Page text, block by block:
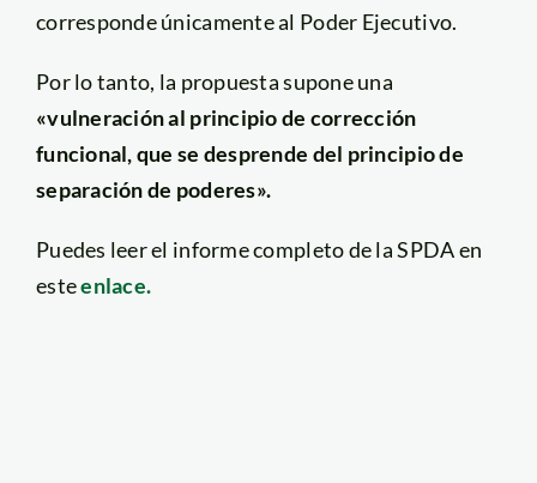
corresponde únicamente al Poder Ejecutivo.
Por lo tanto, la propuesta supone una
«vulneración al principio de corrección
funcional, que se desprende del principio de
separación de poderes».
Puedes leer el informe completo de la SPDA en
esteenlace.